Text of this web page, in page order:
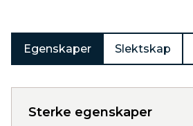
Egenskaper Slektskap
Sterke egenskaper